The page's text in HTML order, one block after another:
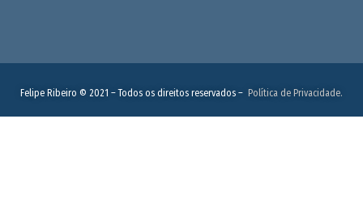
Felipe Ribeiro © 2021 – Todos os direitos reservados – Política de Privacidade.